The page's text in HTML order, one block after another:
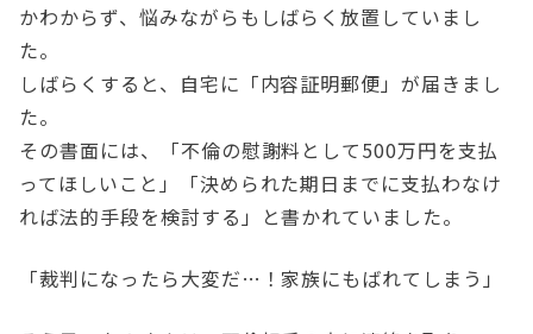
かわからず、悩みながらもしばらく放置していまし
た。
しばらくすると、自宅に「内容証明郵便」が届きまし
た。
その書面には、「不倫の慰謝料として500万円を支払
ってほしいこと」「決められた期日までに支払わなけ
れば法的手段を検討する」と書かれていました。
「裁判になったら大変だ…！家族にもばれてしまう」